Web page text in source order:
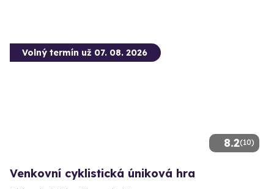
8.2(10)
Volný termín už 07. 08. 2026
Venkovní cyklistická úniková hra